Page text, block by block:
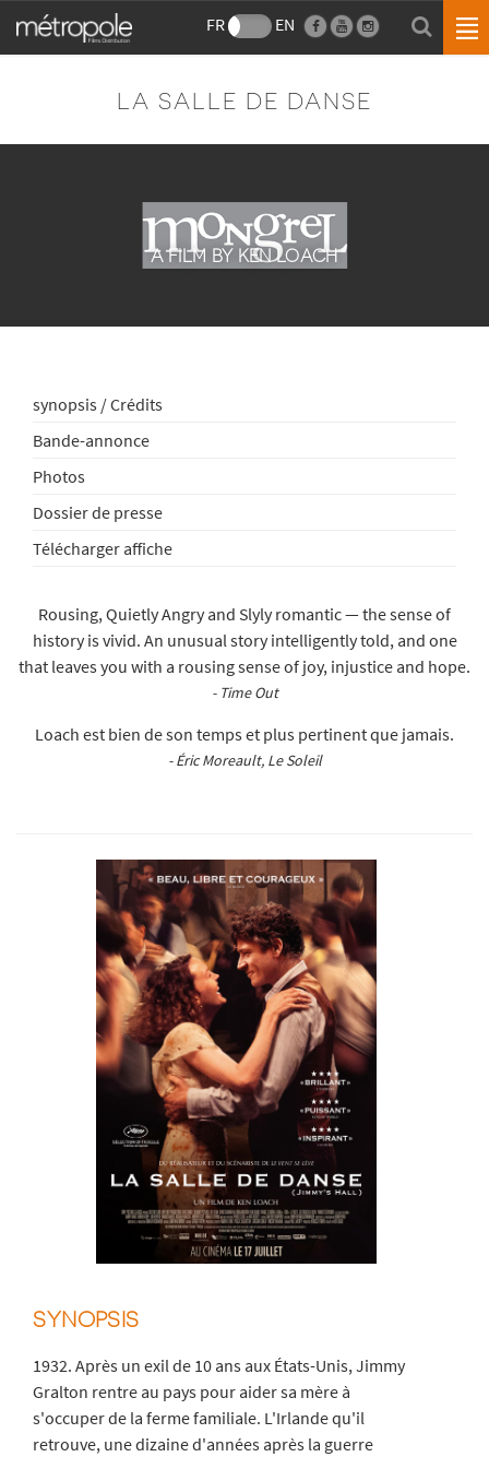
FR EN
LA SALLE DE DANSE
A FILM BY KEN LOACH
synopsis / Crédits
Bande-annonce
Photos
Dossier de presse
Télécharger affiche
Rousing, Quietly Angry and Slyly romantic — the sense of
history is vivid. An unusual story intelligently told, and one
that leaves you with a rousing sense of joy, injustice and hope.
- Time Out
Loach est bien de son temps et plus pertinent que jamais.
- Éric Moreault, Le Soleil
SYNOPSIS
1932. Après un exil de 10 ans aux États-Unis, Jimmy
Gralton rentre au pays pour aider sa mère à
s'occuper de la ferme familiale. L'Irlande qu'il
retrouve, une dizaine d'années après la guerre